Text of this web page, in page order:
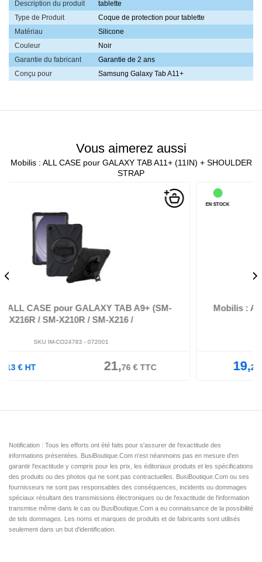
Description du produit
tablette
Type de Produit
Coque de protection pour tablette
Matériau
Silicone
Couleur
Noir
Garantie du fabricant
Garantie de 2 ans
Conçu pour
Samsung Galaxy Tab A11+
Vous aimerez aussi
Mobilis : ALL CASE pour GALAXY TAB A11+ (11IN) + SHOULDER
STRAP
TAB A9+ (SM-
/
76 €TTC
Mobilis : ALL CASE pour GALAXY
19,28€ 23,
Notification : Tous les efforts ont été faits pour s'assurer de l'exactitude des
informations présentées. BusiBoutique.Com n'est néanmoins pas en mesure d'en
garantir l'exactitude y compris pour les prix, les éditoriaux produits et les spécifications
des produits ou des photos qui ne sont pas contractuelles. BusiBoutique.Com ou ses
fournisseurs ne sont pas responsables des conséquences, incidents ou dommages
spéciaux résultant des transmissions électroniques ou de l'exactitude de l'information
transmise même dans le cas ou BusiBoutique.Com a eu connaissance de la possibilité
de tels dommages. Les noms et marques de produits et de fabricants sont utilisés
seulement dans un but d'identification.